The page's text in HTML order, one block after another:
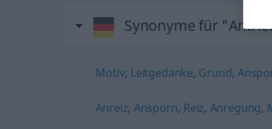
Synonyme für
Motiv, Leitgedanke, Grund,
Anreiz, Ansporn, Reiz, Anregung,